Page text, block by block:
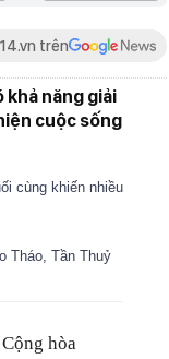
trên
khả năng giải
cuộc sống
cùng khiến nhiều
Tháo, Tần Thuỷ
hòa